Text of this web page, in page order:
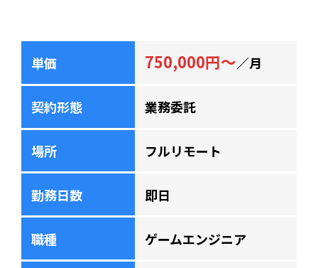
単価 750,000円～／月
契約形態 業務委託
場所 フルリモート
勤務日数 即日
職種 ゲームエンジニア